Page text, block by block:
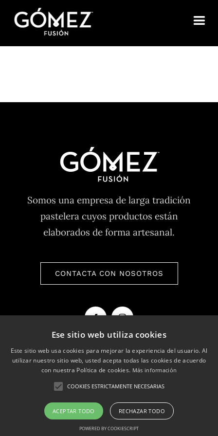
Somos una empresa de larga tradición
pastelera cuyos productos están
elaborados de forma artesanal.
CONTACTA CON NOSOTROS
Ese sitio web utiliza cookies
Este sitio web usa cookies para mejorar la experiencia del usuario. Al
utilizar nuestro sitio web, usted acepta todas las cookies de acuerdo
con nuestra Política de cookies. Más información
COOKIES ESTRICTAMENTE NECESARIAS
ACEPTAR TODO RECHAZAR TODO
POWERED BY COOKIESCRIPT